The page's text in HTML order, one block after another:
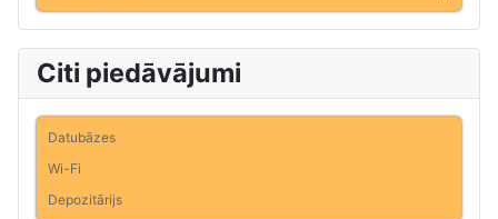
Citi piedāvājumi
Datubāzes
Wi-Fi
Depozitārijs